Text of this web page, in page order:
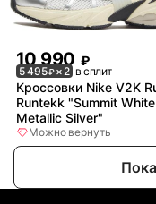
10 990 ₽
5 495₽× 2 в сплит
Кроссовки Nike V2K
Runtekk "Summit White
Metallic Silver"
Можно вернуть